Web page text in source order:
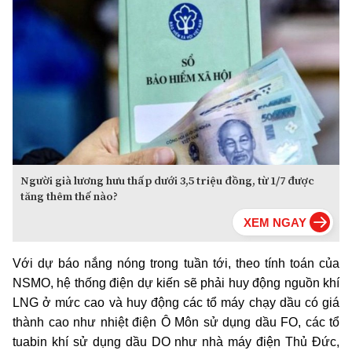
Người già lương hưu thấp dưới 3,5 triệu đồng, từ 1/7 được
tăng thêm thế nào?
Với dự báo nắng nóng trong tuần tới, theo tính toán của
NSMO, hệ thống điện dự kiến sẽ phải huy động nguồn khí
LNG ở mức cao và huy động các tổ máy chạy dầu có giá
thành cao như nhiệt điện Ô Môn sử dụng dầu FO, các tổ
tuabin khí sử dụng dầu DO như nhà máy điện Thủ Đức,